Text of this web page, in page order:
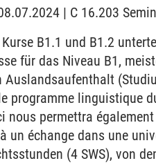
| C 16.203
B1.1 und B1.2
für das Niveau B1,
programme linguistique
permettra
un échange dans une
(4 SWS), von